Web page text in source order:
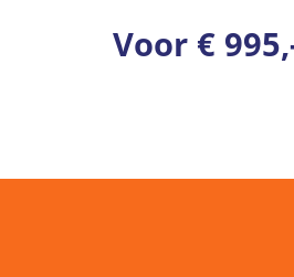
Voor €